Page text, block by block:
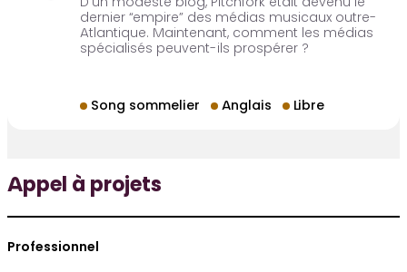
D’un modeste blog, Pitchfork était devenu le
dernier “empire” des médias musicaux outre-
Atlantique. Maintenant, comment les médias
spécialisés peuvent-ils prospérer ?
Song sommelier Anglais Libre
Appel à projets
Professionnel